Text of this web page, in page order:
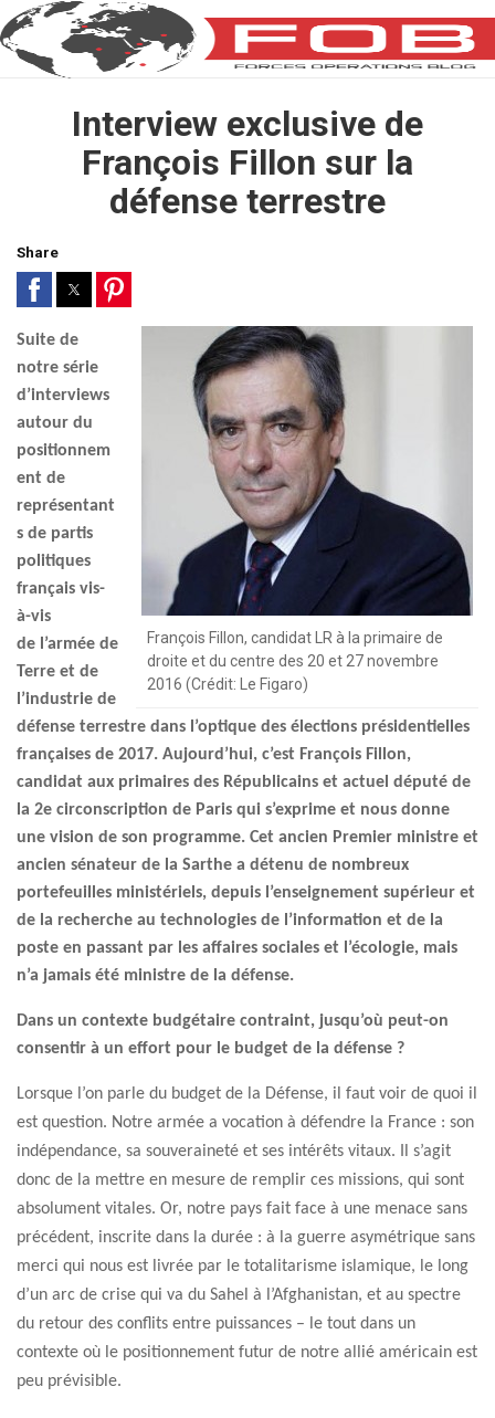
Interview exclusive de
François Fillon sur la
défense terrestre
Share
François Fillon, candidat LR à la primaire de
droite et du centre des 20 et 27 novembre
2016 (Crédit: Le Figaro)
Suite de
notre série
d’interviews
autour du
positionnem
ent de
représentant
s de partis
politiques
français vis-
à-vis
de l’armée de
Terre et de
l’industrie de
défense terrestre dans l’optique des élections présidentielles
françaises de 2017. Aujourd’hui, c’est François Fillon,
candidat aux primaires des Républicains et actuel député de
la 2e circonscription de Paris qui s’exprime et nous donne
une vision de son programme. Cet ancien Premier ministre et
ancien sénateur de la Sarthe a détenu de nombreux
portefeuilles ministériels, depuis l’enseignement supérieur et
de la recherche au technologies de l’information et de la
poste en passant par les affaires sociales et l’écologie, mais
n’a jamais été ministre de la défense.
Dans un contexte budgétaire contraint, jusqu’où peut-on
consentir à un effort pour le budget de la défense ?
Lorsque l’on parle du budget de la Défense, il faut voir de quoi il
est question. Notre armée a vocation à défendre la France : son
indépendance, sa souveraineté et ses intérêts vitaux. Il s’agit
donc de la mettre en mesure de remplir ces missions, qui sont
absolument vitales. Or, notre pays fait face à une menace sans
précédent, inscrite dans la durée : à la guerre asymétrique sans
merci qui nous est livrée par le totalitarisme islamique, le long
d’un arc de crise qui va du Sahel à l’Afghanistan, et au spectre
du retour des conflits entre puissances – le tout dans un
contexte où le positionnement futur de notre allié américain est
peu prévisible.